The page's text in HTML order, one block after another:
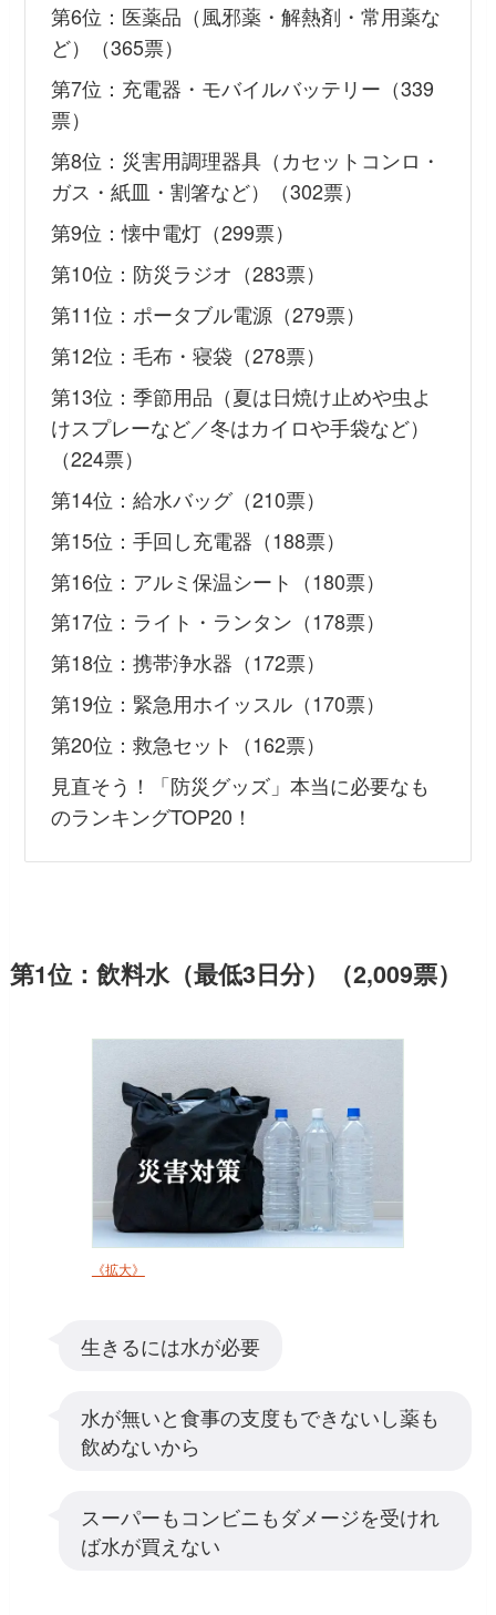
第6位：医薬品（風邪薬・解熱剤・常用薬な
ど）（365票）
第7位：充電器・モバイルバッテリー（339
票）
第8位：災害用調理器具（カセットコンロ・
ガス・紙皿・割箸など）（302票）
第9位：懐中電灯（299票）
第10位：防災ラジオ（283票）
第11位：ポータブル電源（279票）
第12位：毛布・寝袋（278票）
第13位：季節用品（夏は日焼け止めや虫よ
けスプレーなど／冬はカイロや手袋など）
（224票）
第14位：給水バッグ（210票）
第15位：手回し充電器（188票）
第16位：アルミ保温シート（180票）
第17位：ライト・ランタン（178票）
第18位：携帯浄水器（172票）
第19位：緊急用ホイッスル（170票）
第20位：救急セット（162票）
見直そう！「防災グッズ」本当に必要なも
のランキングTOP20！
第1位：飲料水（最低3日分）（2,009票）
《拡大》
生きるには水が必要
水が無いと食事の支度もできないし薬も
飲めないから
スーパーもコンビニもダメージを受けれ
ば水が買えない